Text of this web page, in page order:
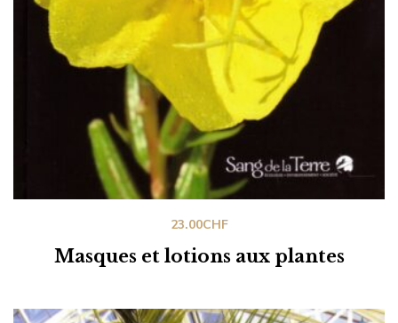
Masques et lotions aux plantes
23.00CHF